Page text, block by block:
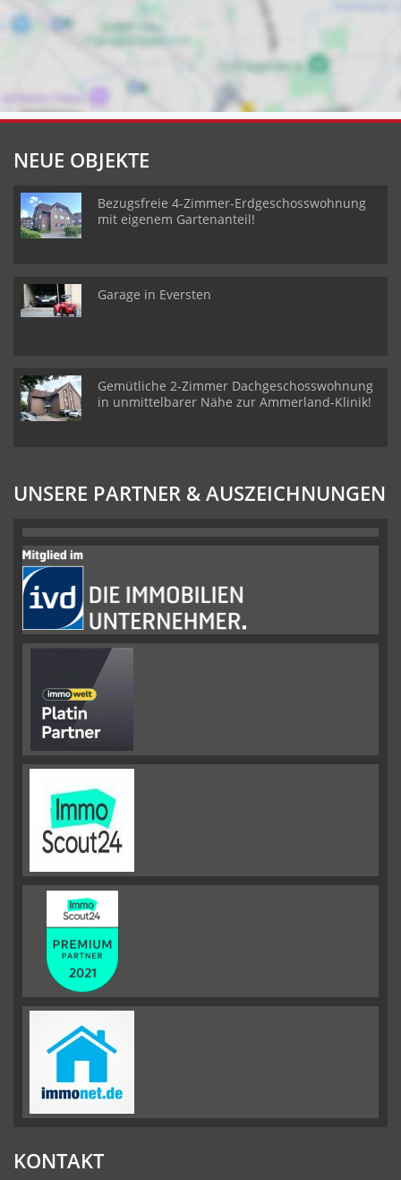
NEUE OBJEKTE
Bezugsfreie 4-Zimmer-Erdgeschosswohnung
mit eigenem Gartenanteil!
Garage in Eversten
Gemütliche 2-Zimmer Dachgeschosswohnung
in unmittelbarer Nähe zur Ammerland-Klinik!
UNSERE PARTNER & AUSZEICHNUNGEN
KONTAKT